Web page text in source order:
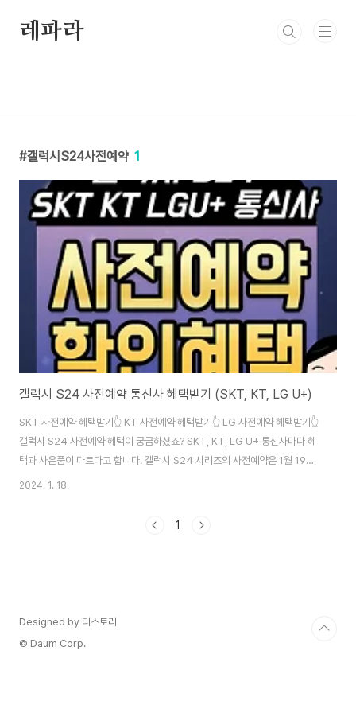
레파라
갤럭시S24사전예약 1
갤럭시 S24 사전예약 통신사 혜택받기 (SKT, KT, LG U+)
SKT 사전예약 혜택받기👆 KT 사전예약 혜택받기👆 LG 사전예약 혜택받기👆
갤럭시 S24 사전예약 혜택이 궁금하셨죠? SKT, KT, LG U+ 통신사마다 혜
택과 사은품이 다르다고 합니다. 갤럭시 S24 시리즈의 사전예약은 1월 19일
금요일부터 진행될 예정이라고 하는데요. 통신사마다 선착순으로 푸짐한 혜택
길 바랍니다. 조금 더 자세한 갤럭시 S24의 사전예약 통신사 혜택은 위의 버튼
2024. 1. 18.
1
Designed by 티스토리
© Daum Corp.